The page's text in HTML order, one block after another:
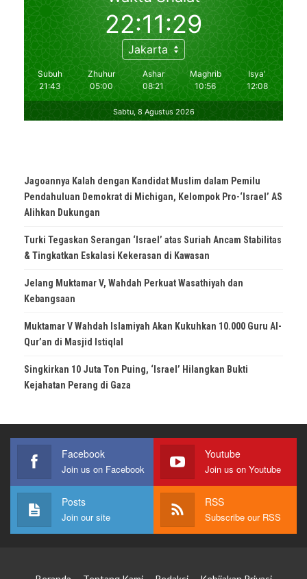
Jagoannya Kalah dengan Kandidat Muslim dalam Pemilu
Pendahuluan Demokrat di Michigan, Kelompok Pro-‘Israel’ AS
Alihkan Dukungan
Turki Tegaskan Serangan ‘Israel’ atas Suriah Ancam Stabilitas
& Tingkatkan Eskalasi Kekerasan di Kawasan
Jelang Muktamar V, Wahdah Perkuat Wasathiyah dan
Kebangsaan
Muktamar V Wahdah Islamiyah Akan Kukuhkan 10.000 Guru Al-
Qur’an di Masjid Istiqlal
Singkirkan 10 Juta Ton Puing, ‘Israel’ Hilangkan Bukti
Kejahatan Perang di Gaza
Facebook
Join us on Facebook
Youtube
Join us on Youtube
Posts
Join our site
RSS
Subscribe our RSS